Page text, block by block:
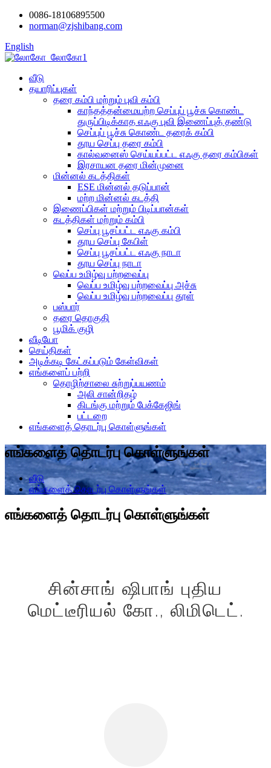
0086-18106895500
norman@zjshibang.com
English
வீடு
தயாரிப்புகள்
தரை கம்பி மற்றும் புவி கம்பி
காந்தத்தன்மையற்ற செப்புப் பூச்சு கொண்ட
துருப்பிடிக்காத எஃகு புவி இணைப்புத் தண்டு
செப்புப் பூச்சு கொண்ட தரைக் கம்பி
தூய செப்பு தரை கம்பி
கால்வனைஸ் செய்யப்பட்ட எஃகு தரை கம்பிகள்
இரசாயன தரை மின்முனை
மின்னல் கடத்திகள்
ESE மின்னல் தடுப்பான்
மற்ற மின்னல் கடத்தி
இணைப்பிகள் மற்றும் பிடிப்பான்கள்
கடத்திகள் மற்றும் கம்பி
செப்பு பூசப்பட்ட எஃகு கம்பி
தூய செப்பு கேபிள்
செப்பு பூசப்பட்ட எஃகு நாடா
தூய செப்பு நாடா
வெப்ப உமிழ்வு பற்றவைப்பு
வெப்ப உமிழ்வு பற்றவைப்பு அச்சு
வெப்ப உமிழ்வு பற்றவைப்பு தூள்
பஸ்பார்
தரை தொகுதி
பூமிக் குழி
வீடியோ
செய்திகள்
அடிக்கடி கேட்கப்படும் கேள்விகள்
எங்களைப் பற்றி
தொழிற்சாலை சுற்றுப்பயணம்
அலி சான்றிதழ்
கிடங்கு மற்றும் பேக்கேஜிங்
பட்டறை
எங்களைத் தொடர்பு கொள்ளுங்கள்
எங்களைத் தொடர்பு கொள்ளுங்கள்
வீடு
எங்களைத் தொடர்பு கொள்ளுங்கள்
எங்களைத் தொடர்பு கொள்ளுங்கள்
சின்சாங் ஷிபாங் புதிய
மெட்டீரியல் கோ., லிமிடெட்.